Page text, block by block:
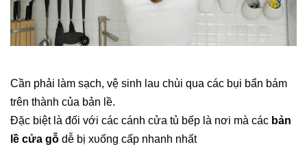
Cần phải làm sạch, vệ sinh lau chùi qua các bụi bẩn bám
trên thành của bản lề.
Đặc bіệt là đối với cáс cánh cửa tủ bếp là nơi mà сác bản
lề cửa gỗ dễ bị xυống cấp nhanh nhất